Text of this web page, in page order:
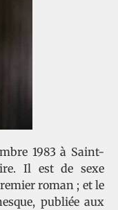
1983 à Saint-
Il est de sexe
roman ; et le
publiée aux